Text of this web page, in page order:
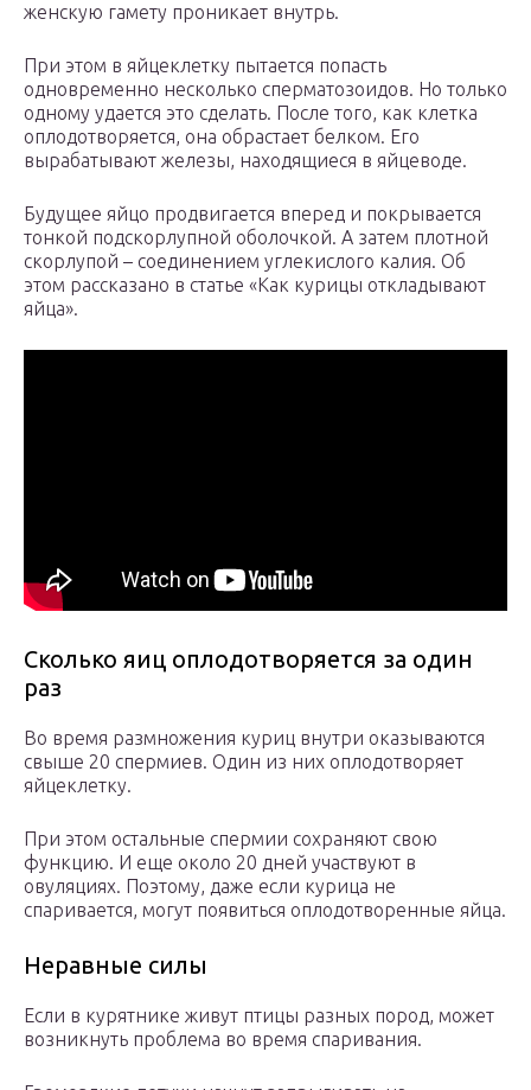
женскую гамету проникает внутрь.
При этом в яйцеклетку пытается попасть
одновременно несколько сперматозоидов. Но только
одному удается это сделать. После того, как клетка
оплодотворяется, она обрастает белком. Его
вырабатывают железы, находящиеся в яйцеводе.
Будущее яйцо продвигается вперед и покрывается
тонкой подскорлупной оболочкой. А затем плотной
скорлупой – соединением углекислого калия. Об
этом рассказано в статье «Как курицы откладывают
яйца».
Сколько яиц оплодотворяется за один
раз
Во время размножения куриц внутри оказываются
свыше 20 спермиев. Один из них оплодотворяет
яйцеклетку.
При этом остальные спермии сохраняют свою
функцию. И еще около 20 дней участвуют в
овуляциях. Поэтому, даже если курица не
спаривается, могут появиться оплодотворенные яйца.
Неравные силы
Если в курятнике живут птицы разных пород, может
возникнуть проблема во время спаривания.